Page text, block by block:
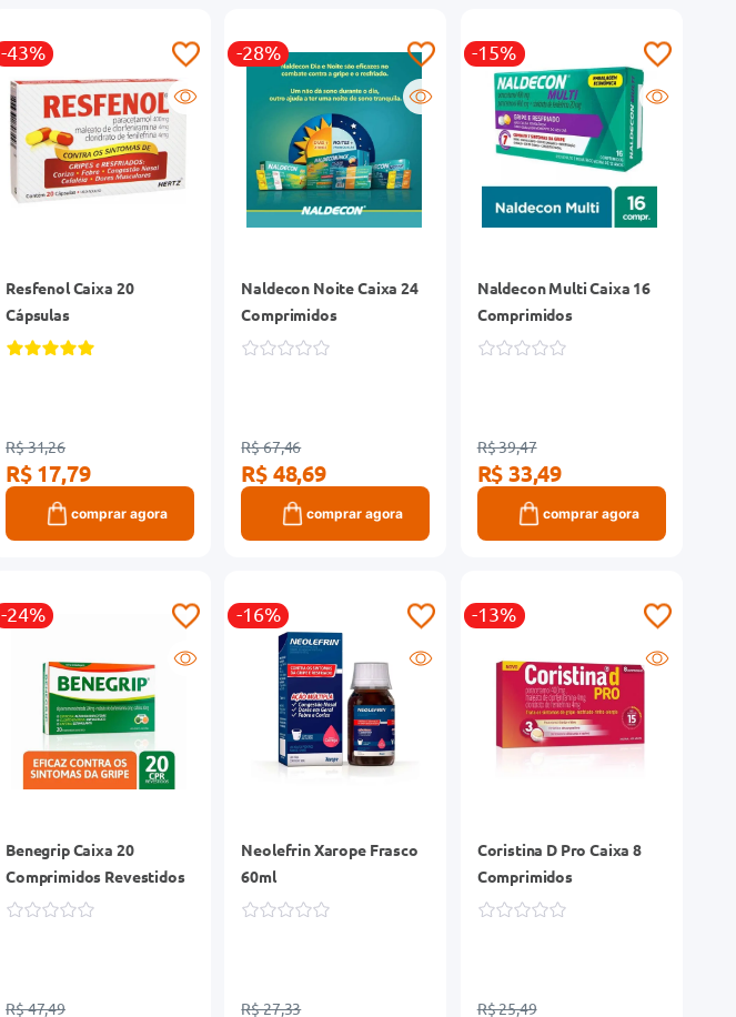
-43%
Resfenol Caixa 20
Cápsulas
R$ 31,26
R$ 17,79
comprar agora
-28%
Naldecon Noite Caixa 24
Comprimidos
R$ 67,46
R$ 48,69
comprar agora
-15%
Naldecon Multi Caixa 16
Comprimidos
R$ 39,47
R$ 33,49
comprar agora
-24%
Benegrip Caixa 20
Comprimidos Revestidos
R$ 47,49
-16%
Neolefrin Xarope Frasco
60ml
R$ 27,33
-13%
Coristina D Pro Caixa 8
Comprimidos
R$ 25,49